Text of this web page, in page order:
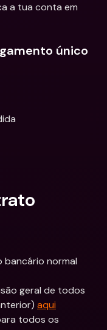
a tua conta em
único
geral de todos
aqui
todos os